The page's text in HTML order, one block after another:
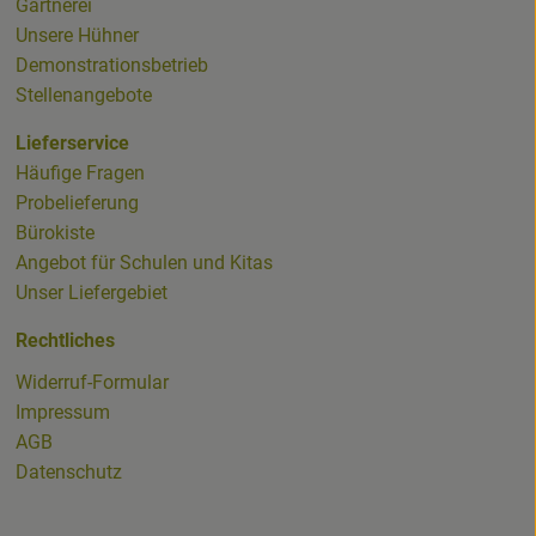
Gärtnerei
Unsere Hühner
Demonstrationsbetrieb
Stellenangebote
Lieferservice
Häufige Fragen
Probelieferung
Bürokiste
Angebot für Schulen und Kitas
Unser Liefergebiet
Rechtliches
Widerruf-Formular
Impressum
AGB
Datenschutz